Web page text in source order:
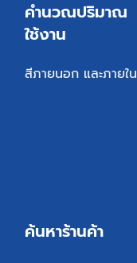
คำนวณปริมาณ
ใช้งาน
สีภายนอก และภายใน
ค้นหาร้านค้า